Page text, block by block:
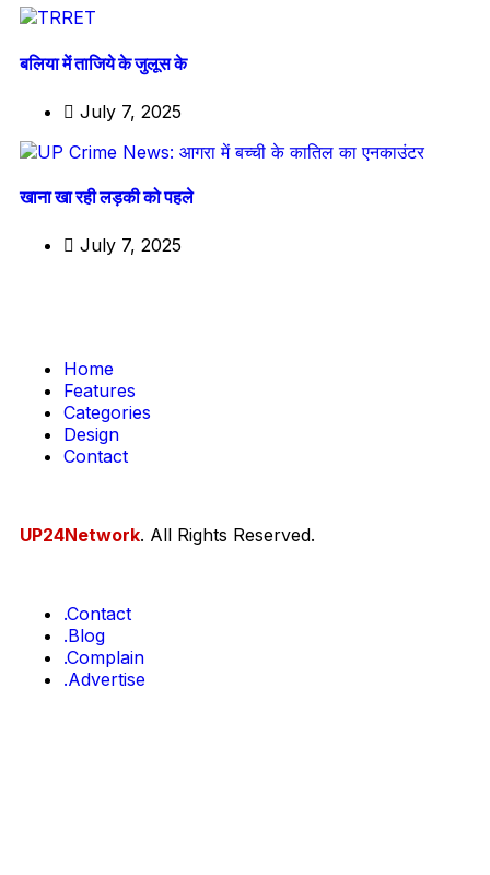
बलिया में ताजिये के जुलूस के
July 7, 2025
खाना खा रही लड़की को पहले
July 7, 2025
Home
Features
Categories
Design
Contact
UP24Network. All Rights Reserved.
.Contact
.Blog
.Complain
.Advertise